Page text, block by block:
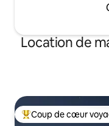
Location de
Coups de cœur
Coup de cœur